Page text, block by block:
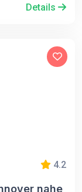
Details
4.2
nahe